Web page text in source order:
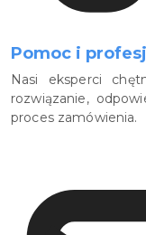
Pomoc i
Nasi eksperci
rozwiązanie,
proces zamówienia.